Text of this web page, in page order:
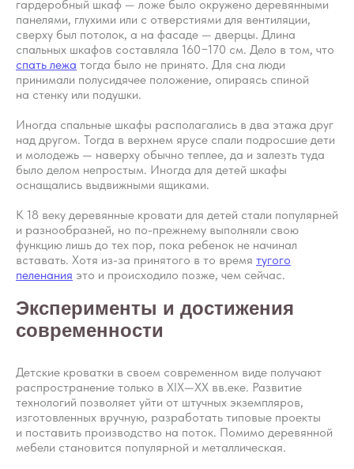
гардеробный шкаф — ложе было окружено деревянными
панелями, глухими или с отверстиями для вентиляции,
сверху был потолок, а на фасаде — дверцы. Длина
спальных шкафов составляла 160−170 см. Дело в том, что
спать лежа тогда было не принято. Для сна люди
принимали полусидячее положение, опираясь спиной
на стенку или подушки.
Иногда спальные шкафы располагались в два этажа друг
над другом. Тогда в верхнем ярусе спали подросшие дети
и молодежь — наверху обычно теплее, да и залезть туда
было делом непростым. Иногда для детей шкафы
оснащались выдвижными ящиками.
К 18 веку деревянные кровати для детей стали популярней
и разнообразней, но по-прежнему выполняли свою
функцию лишь до тех пор, пока ребенок не начинал
вставать. Хотя из-за принятого в то время тугого
пеленания это и происходило позже, чем сейчас.
Эксперименты и достижения
современности
Детские кроватки в своем современном виде получают
распространение только в XIX—XX вв.еке. Развитие
технологий позволяет уйти от штучных экземпляров,
изготовленных вручную, разработать типовые проекты
и поставить производство на поток. Помимо деревянной
мебели становится популярной и металлическая.